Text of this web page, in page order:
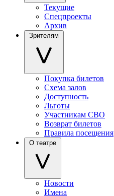
Текущие
Спецпроекты
Архив
Зрителям
Покупка билетов
Схема залов
Доступность
Льготы
Участникам СВО
Возврат билетов
Правила посещения
О театре
Новости
Имена